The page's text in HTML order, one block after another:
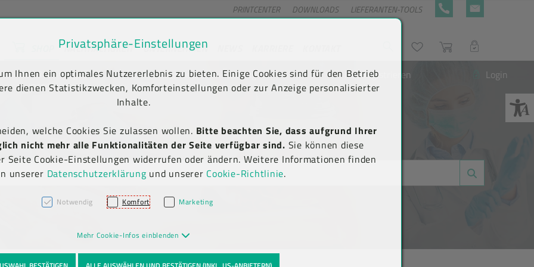
springen [AK + 2]
[AK + 5]
PRINTCENTER DOWNLOADS LIEFERANTEN-TOOLS +43 5576 7177 818
NACHHALTIGKEIT UNTERNEHMEN WunschlisteWarenkorb
LOGIN
Kauf auf Rechnung
(B2B)
Newsletter-Anmeldung Neu registrieren Login
Privatsphäre-Einstellungen
Ihnen ein optimales Nutzererlebnis zu bieten. Einige Cookies sind für den Betrieb
dienen Statistikzwecken, Komforteinstellungen oder zur Anzeige personalisierter
Inhalte.
welche Cookies Sie zulassen wollen. Bitte beachten Sie, dass aufgrund Ihrer
nicht mehr alle Funktionalitäten der Seite verfügbar sind. Sie können diese
Seite Cookie-Einstellungen widerrufen oder ändern. Weitere Informationen finden
unserer Datenschutzerklärung und unserer Cookie-Richtlinie.
Notwendig Komfort Marketing
Mehr Cookie-Infos einblenden